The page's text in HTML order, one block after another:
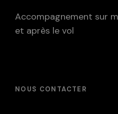
Accompagnement sur
et après le vol
NOUS CONTACTER